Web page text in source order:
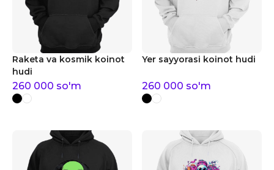
Raketa va kosmik koinot
hudi
260 000 so'm
Yer sayyorasi koinot hudi
260 000 so'm